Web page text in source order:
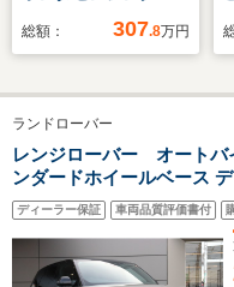
側電動スライドドア/
テム/登録済未使用車/
ヘッドランプ
LED/USBジャッ
ク/Bluetooth接続
総額： 307.8万円
ランドローバー
レンジローバー オートバ
ンダードホイールベース
ー基準整備!認定中古車2年
ディーラー保証 車両品質評価書付